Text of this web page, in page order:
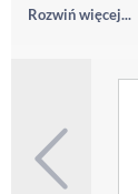
Rozwiń więcej...